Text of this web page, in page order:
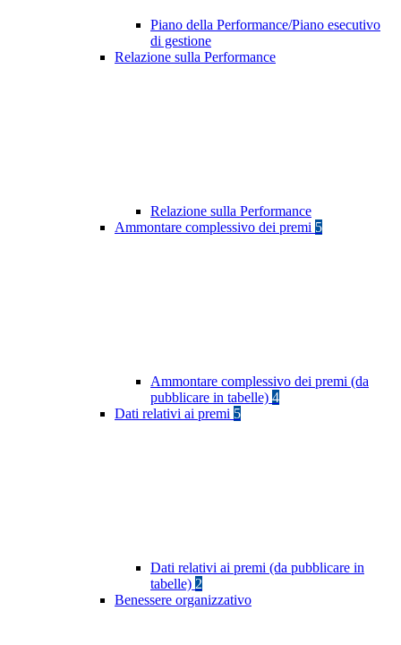
Piano della Performance/Piano esecutivo
di gestione
Relazione sulla Performance
Relazione sulla Performance
Ammontare complessivo dei premi 5
Ammontare complessivo dei premi (da
pubblicare in tabelle) 4
Dati relativi ai premi 5
Dati relativi ai premi (da pubblicare in
tabelle) 2
Benessere organizzativo